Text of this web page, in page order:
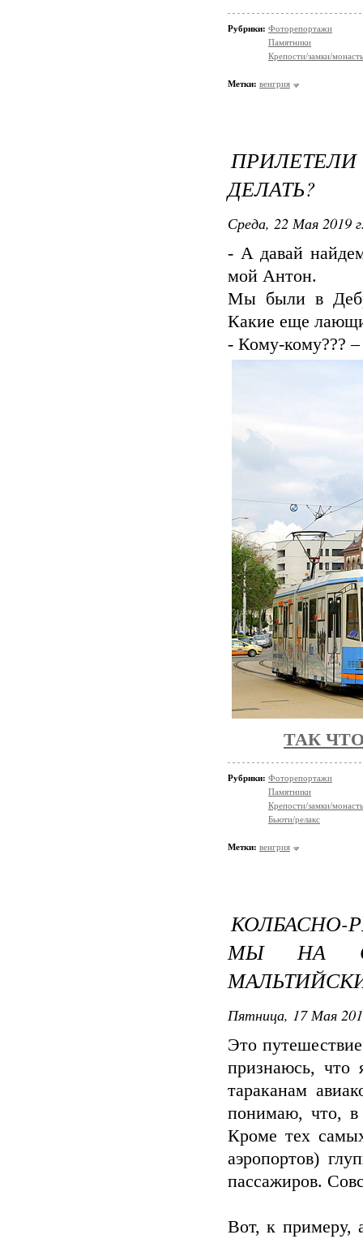
Рубрики: Фоторепортажи
Памятники
Крепости/замки/
Метки: венгрия
ДЕЛАТЬ?
Среда, 22 Мая 2019
- А давай
мой Антон.
Мы были в
Какие еще
- Кому-кому???
ТАК
Рубрики: Фоторепортажи
Памятники
Крепости/замки/
Бьюти/релакс
Метки: венгрия
МЫ НА
Пятница, 17 Мая
Это
признаюсь, что
тараканам
понимаю, что, в
Кроме тех
аэропортов)
пассажиров.
Вот, к примеру,